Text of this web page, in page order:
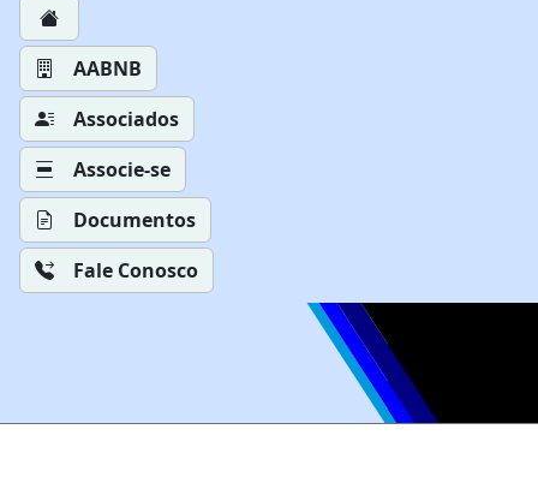
AABNB
Associados
Associe-se
Documentos
Fale Conosco